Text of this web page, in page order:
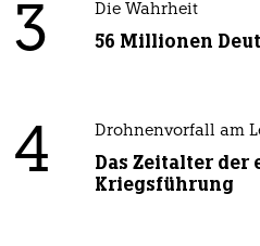
3 Die Wahrheit
56 Millionen
4 Drohnenvorfall am
Das Zeitalter
Kriegsführung